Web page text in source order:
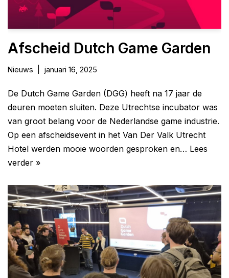
Afscheid Dutch Game Garden
Nieuws januari 16, 2025
De Dutch Game Garden (DGG) heeft na 17 jaar de
deuren moeten sluiten. Deze Utrechtse incubator was
van groot belang voor de Nederlandse game industrie.
Op een afscheidsevent in het Van Der Valk Utrecht
Hotel werden mooie woorden gesproken en… Lees
verder »